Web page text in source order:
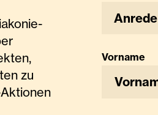
zu
Anrede
Vorname